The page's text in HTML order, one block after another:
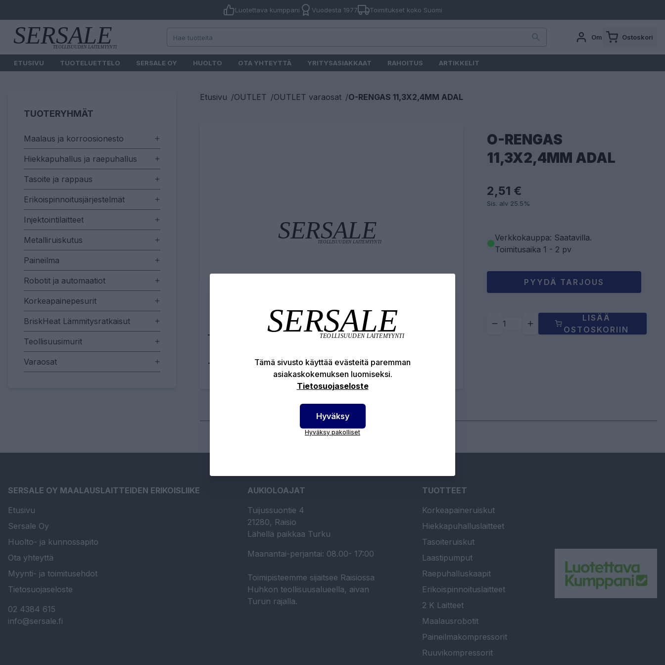
Luotettava kumppani Vuodesta 1977 Toimitukset koko Suomi
Oma tili Ostoskori
ETUSIVU TUOTELUETTELO SERSALE OY HUOLTO OTA YHTEYTTÄ YRITYSASIAKKAAT RAHOITUS ARTIKKELIT
TUOTERYHMÄT
Maalaus ja korroosionesto
Hiekkapuhallus ja raepuhallus
Tasoite ja rappaus
Erikoispinnoitusjärjestelmät
Injektointilaitteet
Metalliruiskutus
Paineilma
Robotit ja automaatiot
Korkeapainepesurit
BriskHeat Lämmitysratkaisut
Teollisuusimurit
Varaosat
Etusivu /OUTLET /OUTLET varaosat /O-RENGAS 11,3X2,4MM ADAL
Tuotekuvaus Tekniset edut
Tuotenumero:68-0005003
O-RENGAS
11,3X2,4MM ADAL
2,51 €
Sis. alv 25.5%
Verkkokauppa: Saatavilla.
Toimitusaika 1 - 2 pv
PYYDÄ TARJOUS
LISÄÄ
OSTOSKORIIN
SERSALE OY MAALAUSLAITTEIDEN ERIKOISLIIKE
Etusivu
Sersale Oy
Huolto- ja kunnossapito
Ota yhteyttä
Myynti- ja toimitusehdot
Tietosuojaseloste
02 4384 615
info@sersale.fi
AUKIOLOAJAT
Tuijussuontie 4
21280, Raisio
Lähellä paikkaa Turku
Maanantai-perjantai: 08.00- 17:00
Toimipisteemme sijaitsee Raisiossa
Huhkon teollisuusalueella, aivan
Turun rajalla.
TUOTTEET
Korkeapaineruiskut
Hiekkapuhalluslaitteet
Tasoiteruiskut
Laastipumput
Raepuhalluskaapit
Erikoispinnoituslaitteet
2 K Laitteet
Maalausrobotit
Paineilmakompressorit
Ruuvikompressorit
Tämä sivusto käyttää evästeitä paremman
asiakaskokemuksen luomiseksi.
Tietosuojaseloste
Hyväksy
Hyväksy pakolliset